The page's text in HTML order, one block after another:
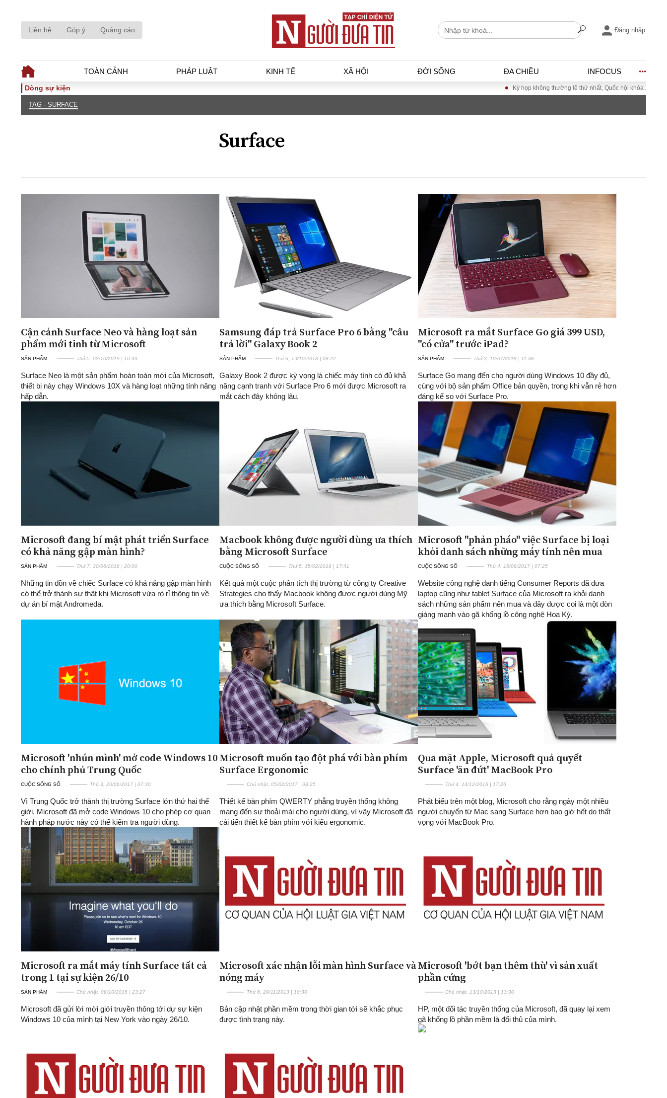
Liên hệ Góp ý Quảng cáo Đăng nhập
TOÀN CẢNH PHÁP LUẬT KINH TẾ XÃ HỘI ĐỜI SỐNG ĐA CHIỀU INFOCUS
TOÀN CẢNH
Thế giới
Góc nhìn luật gia
An ninh - Hình sự
Xu hướng thị trường
Công nghệ
Giao thông – Đô thị
ĐA CHIỀU
Quan điểm
Xi nhan Trái Phải
Bạn đọc viết
Đăng ký tin tức mới
Dòng sự kiện Kỳ họp không thường lệ thứ nhất, Quốc hội khóa XVI
TAG - SURFACE
Surface
Cận cảnh Surface Neo và hàng loạt sản
phẩm mới tinh từ Microsoft
SẢN PHẨM Thứ 5, 03/10/2019 | 10:33
Surface Neo là một sản phẩm hoàn toàn mới của Microsoft,
thiết bị này chạy Windows 10X và hàng loạt những tính năng
hấp dẫn.
Samsung đáp trả Surface Pro 6 bằng "câu
trả lời" Galaxy Book 2
SẢN PHẨM Thứ 6, 19/10/2018 | 08:22
Galaxy Book 2 được kỳ vọng là chiếc máy tính có đủ khả
năng cạnh tranh với Surface Pro 6 mới được Microsoft ra
mắt cách đây không lâu.
Microsoft ra mắt Surface Go giá 399 USD,
"có cửa" trước iPad?
SẢN PHẨM Thứ 3, 10/07/2018 | 11:38
Surface Go mang đến cho người dùng Windows 10 đầy đủ,
cùng với bộ sản phẩm Office bản quyền, trong khi vẫn rẻ hơn
đáng kể so với Surface Pro.
Microsoft đang bí mật phát triển Surface
có khả năng gập màn hình?
SẢN PHẨM Thứ 7, 30/06/2018 | 20:00
Những tin đồn về chiếc Surface có khả năng gập màn hình
có thể trở thành sự thật khi Microsoft vừa rò rỉ thông tin về
dự án bí mật Andromeda.
Macbook không được người dùng ưa thích
bằng Microsoft Surface
CUỘC SỐNG SỐ Thứ 5, 15/02/2018 | 17:41
Kết quả một cuộc phân tích thị trường từ công ty Creative
Strategies cho thấy Macbook không được người dùng Mỹ
ưa thích bằng Microsoft Surface.
Microsoft "phản pháo" việc Surface bị loại
khỏi danh sách những máy tính nên mua
CUỘC SỐNG SỐ Thứ 4, 16/08/2017 | 07:25
Website công nghệ danh tiếng Consumer Reports đã đưa
laptop cũng như tablet Surface của Microsoft ra khỏi danh
sách những sản phẩm nên mua và đây được coi là một đòn
giáng mạnh vào gã khổng lồ công nghệ Hoa Kỳ.
Microsoft 'nhún mình' mở code Windows 10
cho chính phủ Trung Quốc
CUỘC SỐNG SỐ Thứ 3, 20/06/2017 | 07:30
Vì Trung Quốc trở thành thị trường Surface lớn thứ hai thế
giới, Microsoft đã mở code Windows 10 cho phép cơ quan
hành pháp nước này có thể kiểm tra người dùng.
Microsoft muốn tạo đột phá với bàn phím
Surface Ergonomic
Chủ nhật, 05/02/2017 | 08:25
Thiết kế bàn phím QWERTY phẳng truyền thống không
mang đến sự thoải mái cho người dùng, vì vậy Microsoft đã
cải tiến thiết kế bàn phím với kiểu ergonomic.
Qua mặt Apple, Microsoft quả quyết
Surface 'ăn đứt' MacBook Pro
Thứ 4, 14/12/2016 | 17:26
Phát biểu trên một blog, Microsoft cho rằng ngày một nhiều
người chuyển từ Mac sang Surface hơn bao giờ hết do thất
vọng với MacBook Pro.
Microsoft ra mắt máy tính Surface tất cả
trong 1 tại sự kiện 26/10
SẢN PHẨM Chủ nhật, 09/10/2016 | 23:27
Microsoft đã gửi lời mời giới truyền thông tới dự sự kiện
Windows 10 của mình tại New York vào ngày 26/10.
Microsoft xác nhận lỗi màn hình Surface và
nóng máy
Thứ 6, 29/11/2013 | 10:30
Bản cập nhật phần mềm trong thời gian tới sẽ khắc phục
được tình trạng này.
Microsoft 'bớt bạn thêm thù' vì sản xuất
phần cứng
Chủ nhật, 13/10/2013 | 13:30
HP, một đối tác truyền thống của Microsoft, đã quay lại xem
gã khổng lồ phần mềm là đối thủ của mình.